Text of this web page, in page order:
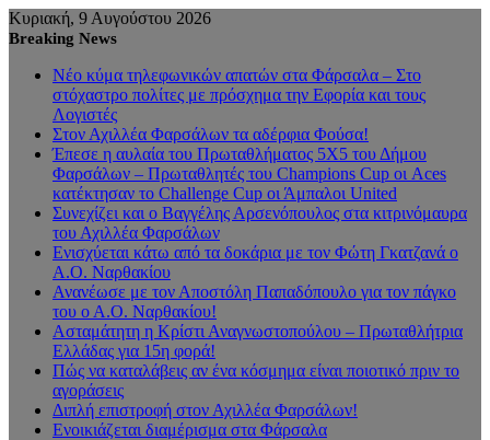
Κυριακή, 9 Αυγούστου 2026
Breaking News
Νέο κύμα τηλεφωνικών απατών στα Φάρσαλα – Στο
στόχαστρο πολίτες με πρόσχημα την Εφορία και τους
Λογιστές
Στον Αχιλλέα Φαρσάλων τα αδέρφια Φούσα!
Έπεσε η αυλαία του Πρωταθλήματος 5Χ5 του Δήμου
Φαρσάλων – Πρωταθλητές του Champions Cup οι Aces
κατέκτησαν το Challenge Cup οι Άμπαλοι United
Συνεχίζει και ο Βαγγέλης Αρσενόπουλος στα κιτρινόμαυρα
του Αχιλλέα Φαρσάλων
Ενισχύεται κάτω από τα δοκάρια με τον Φώτη Γκατζανά ο
Α.Ο. Ναρθακίου
Ανανέωσε με τον Αποστόλη Παπαδόπουλο για τον πάγκο
του ο Α.Ο. Ναρθακίου!
Ασταμάτητη η Κρίστι Αναγνωστοπούλου – Πρωταθλήτρια
Ελλάδας για 15η φορά!
Πώς να καταλάβεις αν ένα κόσμημα είναι ποιοτικό πριν το
αγοράσεις
Διπλή επιστροφή στον Αχιλλέα Φαρσάλων!
Ενοικιάζεται διαμέρισμα στα Φάρσαλα